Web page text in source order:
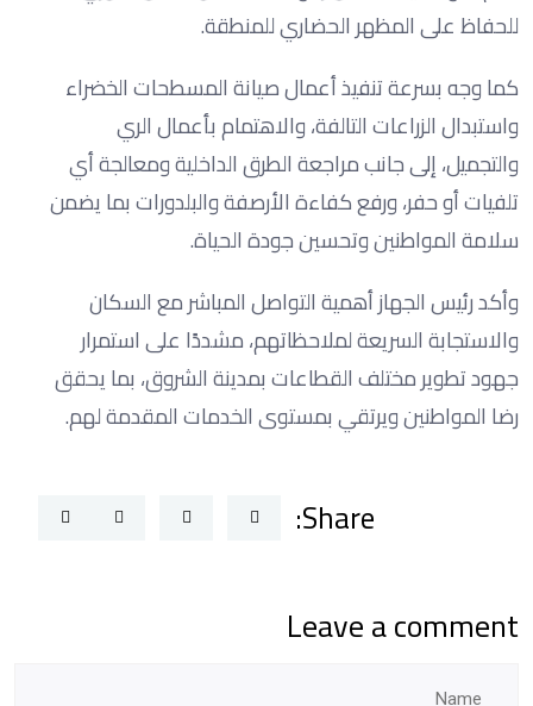
للحفاظ على المظهر الحضاري للمنطقة.
كما وجه بسرعة تنفيذ أعمال صيانة المسطحات الخضراء
واستبدال الزراعات التالفة، والاهتمام بأعمال الري
والتجميل، إلى جانب مراجعة الطرق الداخلية ومعالجة أي
تلفيات أو حفر، ورفع كفاءة الأرصفة والبلدورات بما يضمن
سلامة المواطنين وتحسين جودة الحياة.
وأكد رئيس الجهاز أهمية التواصل المباشر مع السكان
والاستجابة السريعة لملاحظاتهم، مشددًا على استمرار
جهود تطوير مختلف القطاعات بمدينة الشروق، بما يحقق
رضا المواطنين ويرتقي بمستوى الخدمات المقدمة لهم.
Share:
Leave a comment